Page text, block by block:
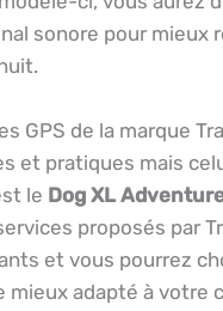
sonore pour mieux
GPS de la marque
et pratiques mais
le Dog XL
proposés par
et vous pourrez
mieux adapté à votre